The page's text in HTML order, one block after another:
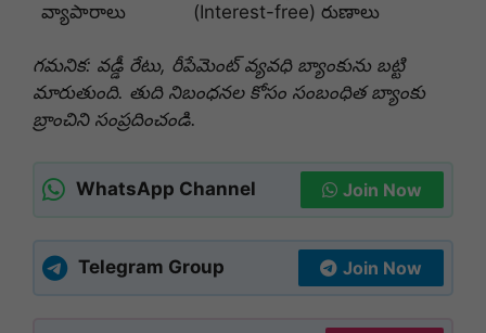
వ్యాపారాలు
(Interest-free) రుణాలు
గమనిక: వడ్డీ రేటు, రీపేమెంట్ వ్యవధి బ్యాంకును బట్టి
మారుతుంది. తుది నిబంధనల కోసం సంబంధిత బ్యాంకు
బ్రాంచిని సంప్రదించండి.
WhatsApp Channel Join Now
Telegram Group Join Now